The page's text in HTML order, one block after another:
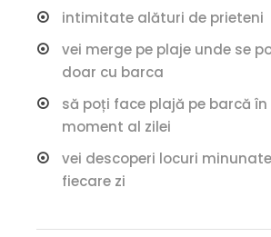
intimitate alături de prieteni
vei merge pe plaje unde se
doar cu barca
să poți face plajă pe barcă în
moment al zilei
vei descoperi locuri
fiecare zi